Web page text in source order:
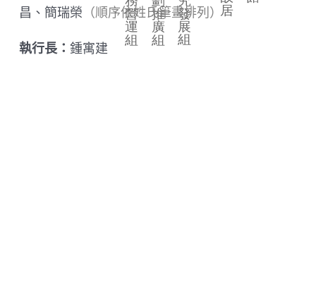
昌、簡瑞榮 （順序依姓氏筆畫排列）
執行長： 鍾寓建